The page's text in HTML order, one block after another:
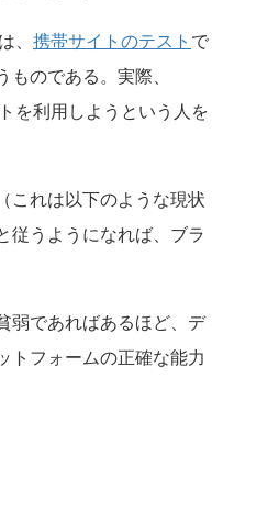
、 携帯サイトのテスト で
ものである。実際、
を利用しようという人を
（これは以下のような現状
従うようになれば、ブラ
弱であればあるほど、デ
トフォームの正確な能力